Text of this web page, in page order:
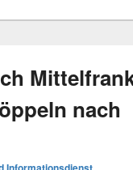
nach